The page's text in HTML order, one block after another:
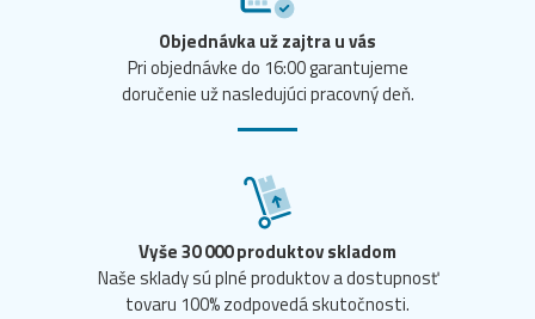
Objednávka už zajtra u vás
Pri objednávke do 16:00 garantujeme
doručenie už nasledujúci pracovný deň.
Vyše 30 000 produktov skladom
Naše sklady sú plné produktov a dostupnosť
tovaru 100% zodpovedá skutočnosti.